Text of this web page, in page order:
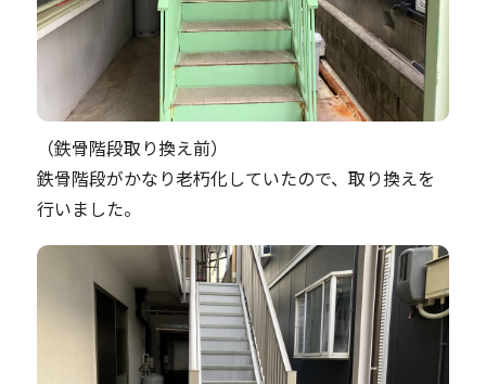
（鉄骨階段取り換え前）
鉄骨階段がかなり老朽化していたので、取り換えを
行いました。